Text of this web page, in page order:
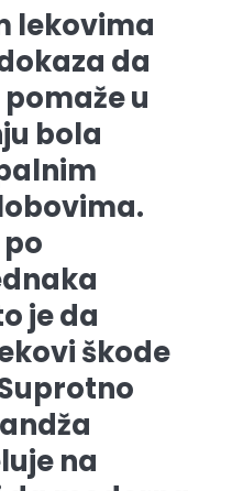
lekovima
da
u
bola
je da
škode
na